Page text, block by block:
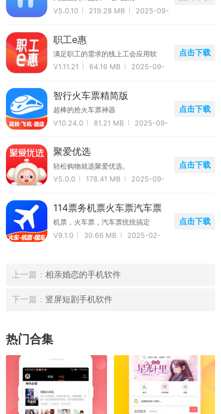
V5.0.10
219.28 MB
2025-09-
职工e惠
满足职工的需求的线上工会应用软
件。
V1.11.21 64.16 MB
2025-09-
点击下载
智行火车票精简版
超棒的抢火车票神器
V10.24.0
81.21 MB
2025-09-
点击下载
聚爱优选
轻松购物就选聚爱优选。
V5.0.0
178.41 MB
2025-09-
点击下载
114票务机票火车票汽车票
机票，火车票，汽车票统统搞定
V9.1.0
30.66 MB
2025-02-
点击下载
上一篇： 相亲婚恋的手机软件
下一篇： 竖屏短剧手机软件
热门合集